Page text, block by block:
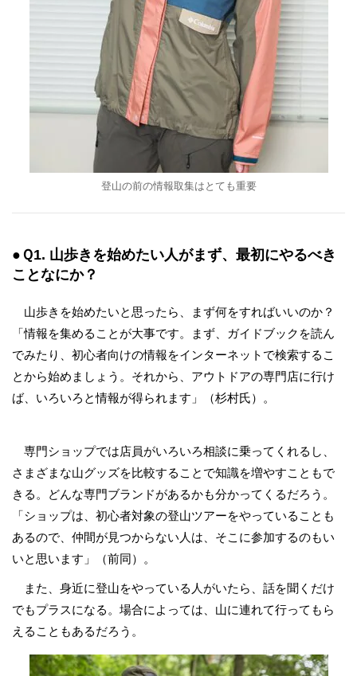
登山の前の情報取集はとても重要
●Ｑ1. 山歩きを始めたい人がまず、最初にやるべき
ことなにか？
山歩きを始めたいと思ったら、まず何をすればいいのか？
「情報を集めることが大事です。まず、ガイドブックを読ん
でみたり、初心者向けの情報をインターネットで検索するこ
とから始めましょう。それから、アウトドアの専門店に行け
ば、いろいろと情報が得られます」（杉村氏）。
専門ショップでは店員がいろいろ相談に乗ってくれるし、
さまざまな山グッズを比較することで知識を増やすこともで
きる。どんな専門ブランドがあるかも分かってくるだろう。
「ショップは、初心者対象の登山ツアーをやっていることも
あるので、仲間が見つからない人は、そこに参加するのもい
いと思います」（前同）。
また、身近に登山をやっている人がいたら、話を聞くだけ
でもプラスになる。場合によっては、山に連れて行ってもら
えることもあるだろう。